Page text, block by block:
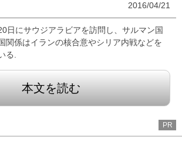
2016/04/21
日にサウジアラビアを訪問し、サルマン国
関係はイランの核合意やシリア内戦などを
る.
本文を読む
PR